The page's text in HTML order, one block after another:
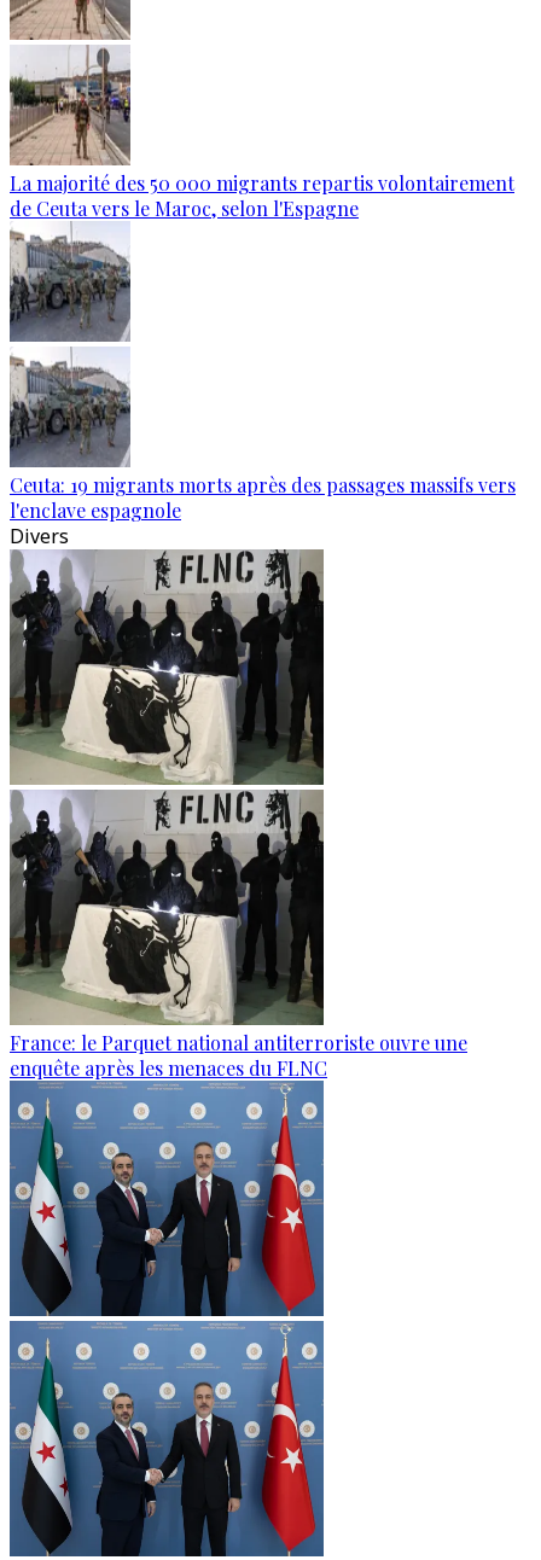
La majorité des 50 000 migrants repartis volontairement
de Ceuta vers le Maroc, selon l'Espagne
Ceuta: 19 migrants morts après des passages massifs vers
l'enclave espagnole
Divers
France: le Parquet national antiterroriste ouvre une
enquête après les menaces du FLNC